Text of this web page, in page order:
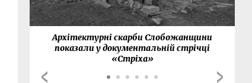
Архітектурні скарби Слобожанщини
показали у документальній стрічці
«Стріха»